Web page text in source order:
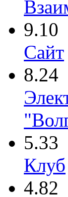
9.10
Сайт
8.24
5.33
Клуб
4.82